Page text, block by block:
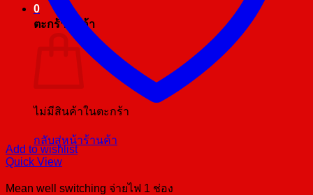
0
ตะกร้าสินค้า
ไม่มีสินค้าในตะกร้า
กลับสู่หน้าร้านค้า
Add to wishlist
Quick View
Mean well switching จ่ายไฟ 1 ช่อง